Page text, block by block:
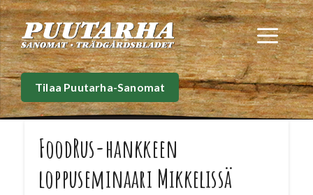
Siirry
sisältöön
Tilaa Puutarha-Sanomat
FoodRus-hankkeen
loppuseminaari Mikkelissä